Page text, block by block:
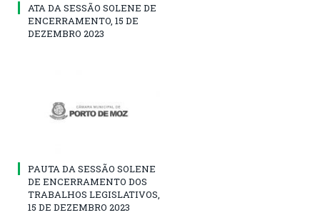
ATA DA SESSÃO SOLENE DE
ENCERRAMENTO, 15 DE
DEZEMBRO 2023
PAUTA DA SESSÃO SOLENE
DE ENCERRAMENTO DOS
TRABALHOS LEGISLATIVOS,
15 DE DEZEMBRO 2023